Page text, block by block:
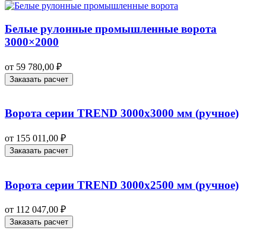
Белые рулонные промышленные ворота
3000×2000
от 59 780,00 ₽
Заказать расчет
Ворота серии TREND 3000х3000 мм (ручное)
от 155 011,00 ₽
Заказать расчет
Ворота серии TREND 3000х2500 мм (ручное)
от 112 047,00 ₽
Заказать расчет